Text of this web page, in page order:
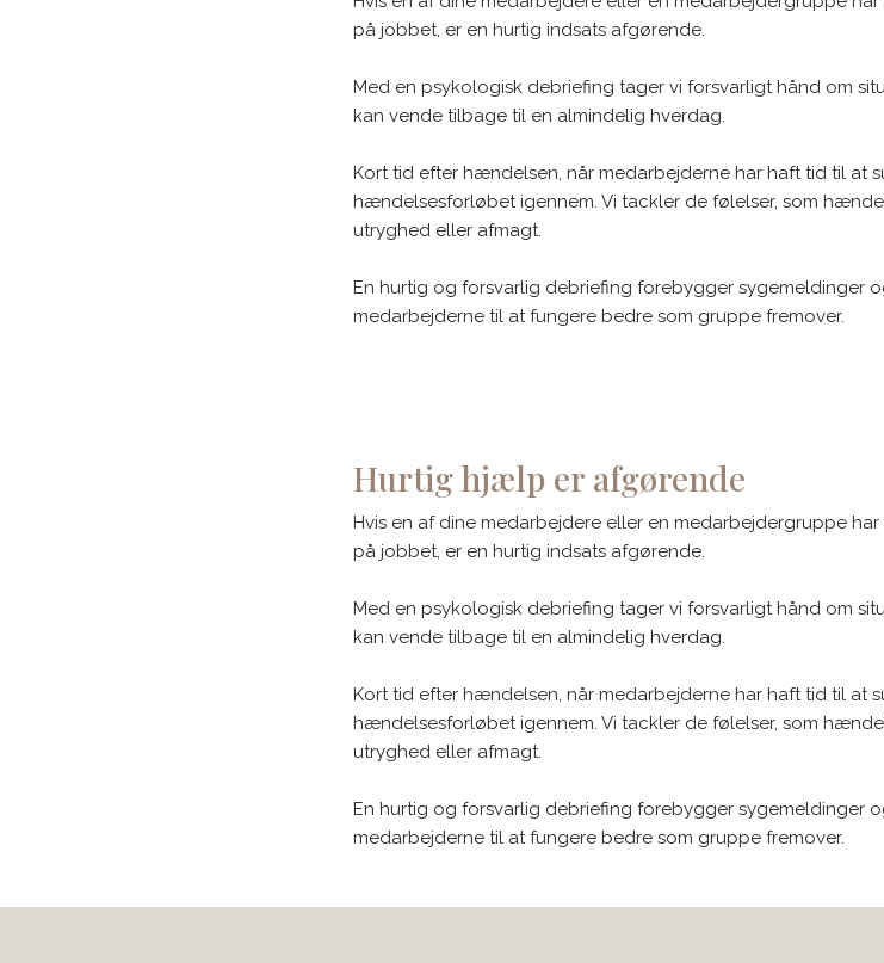
på jobbet, er en hurtig indsats afgørende.
Med en psykologisk debriefing tager vi forsvarligt hånd om
kan vende tilbage til en almindelig hverdag.
Kort tid efter hændelsen, når medarbejderne har haft tid til at
hændelsesforløbet igennem. Vi tackler de følelser, som
utryghed eller afmagt.
En hurtig og forsvarlig debriefing forebygger sygemeldinger
medarbejderne til at fungere bedre som gruppe fremover.
​Hurtig hjælp er afgørende
Hvis en af dine medarbejdere eller en medarbejdergruppe
på jobbet, er en hurtig indsats afgørende.
Med en psykologisk debriefing tager vi forsvarligt hånd om
kan vende tilbage til en almindelig hverdag.
Kort tid efter hændelsen, når medarbejderne har haft tid til at
hændelsesforløbet igennem. Vi tackler de følelser, som
utryghed eller afmagt.
En hurtig og forsvarlig debriefing forebygger sygemeldinger
medarbejderne til at fungere bedre som gruppe fremover.​